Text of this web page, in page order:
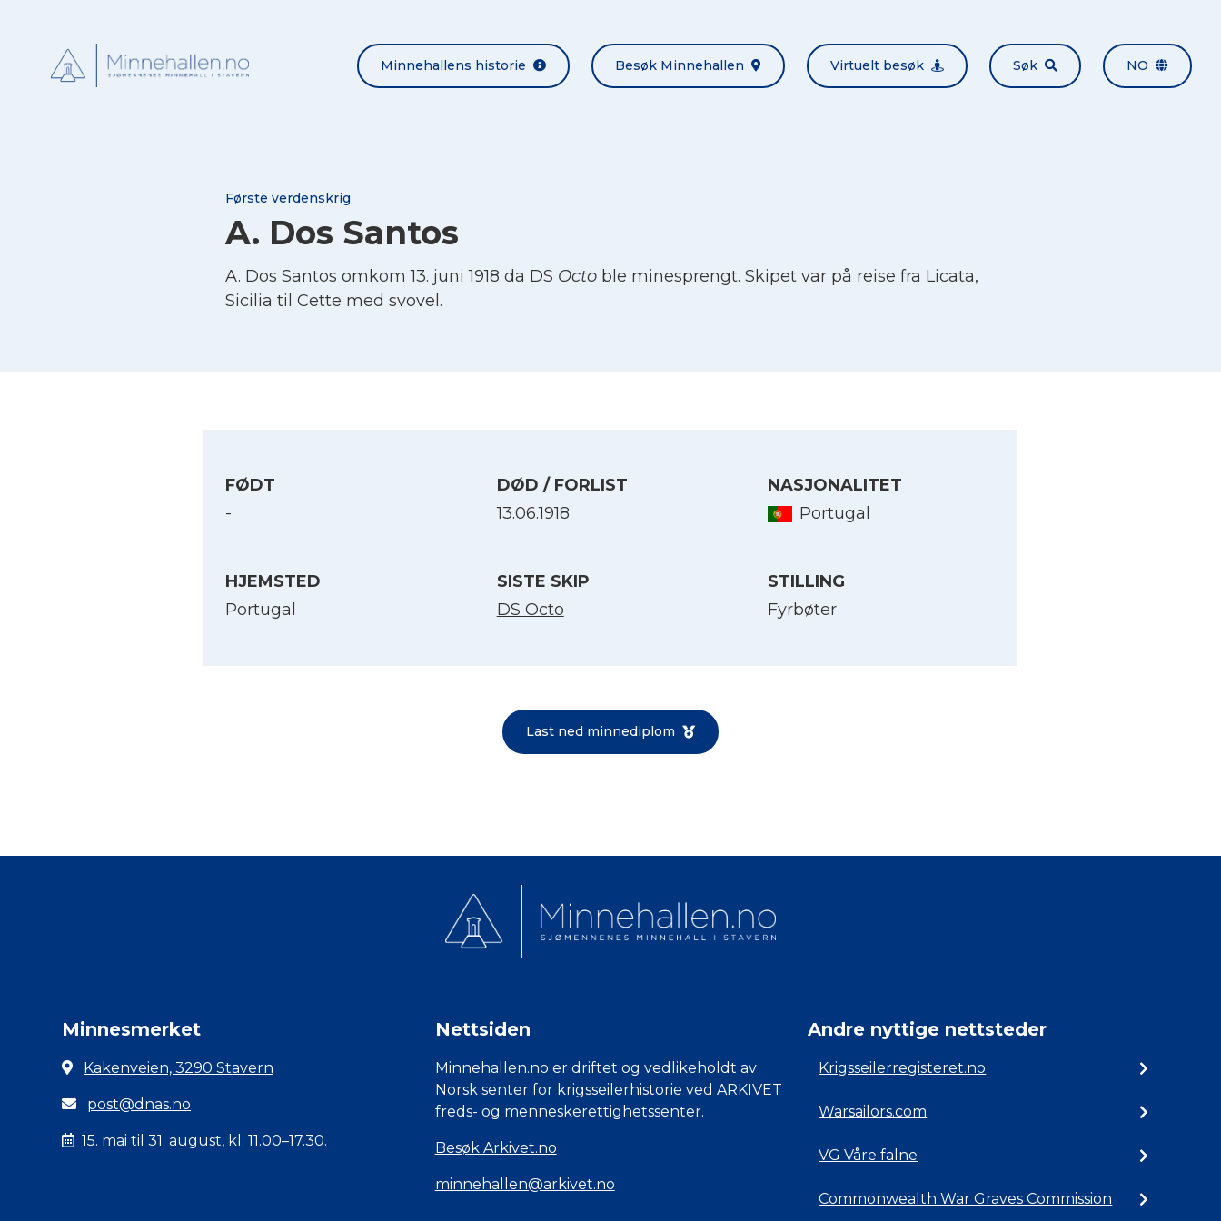
Minnehallens historie Besøk Minnehallen Virtuelt besøk Søk NO
Første verdenskrig
A. Dos Santos
A. Dos Santos omkom 13. juni 1918 da DS Octo ble minesprengt. Skipet var på reise fra Licata,
Sicilia til Cette med svovel.
FØDT
-
DØD / FORLIST
13.06.1918
NASJONALITET
Portugal
HJEMSTED
Portugal
SISTE SKIP
DS Octo
STILLING
Fyrbøter
Last ned minnediplom
Minnesmerket
Kakenveien, 3290 Stavern
post@dnas.no
15. mai til 31. august, kl. 11.00–17.30.
Nettsiden
Minnehallen.no er driftet og vedlikeholdt av
Norsk senter for krigsseilerhistorie ved ARKIVET
freds- og menneskerettighetssenter.
Besøk Arkivet.no
minnehallen@arkivet.no
Andre nyttige nettsteder
Krigsseilerregisteret.no
Warsailors.com
VG Våre falne
Commonwealth War Graves Commission
Norsk bokmål